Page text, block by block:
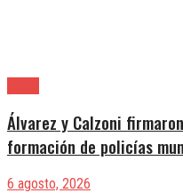
Álvarez y Calzoni
formación de policías
6 agosto, 2026